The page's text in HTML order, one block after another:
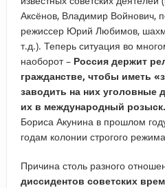
Аксёнов, Владимир Войнович,
режиссер Юрий Любимов,
т.д.). Теперь ситуация во
наоборот – Россия держит
гражданстве, чтобы иметь
заводить на них уголовные
их в международный розыск.
Бориса Акунина в прошлом
годам колонии строгого
Причина столь разного
диссидентов советских